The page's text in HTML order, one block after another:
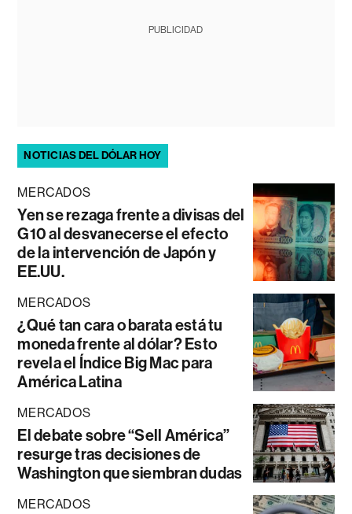
PUBLICIDAD
NOTICIAS DEL DÓLAR HOY
MERCADOS
Yen se rezaga frente a divisas del
G10 al desvanecerse el efecto
de la intervención de Japón y
EE.UU.
MERCADOS
¿Qué tan cara o barata está tu
moneda frente al dólar? Esto
revela el Índice Big Mac para
América Latina
MERCADOS
El debate sobre “Sell América”
resurge tras decisiones de
Washington que siembran dudas
MERCADOS